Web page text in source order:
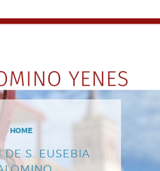
HOME
DE S. EUSEBIA